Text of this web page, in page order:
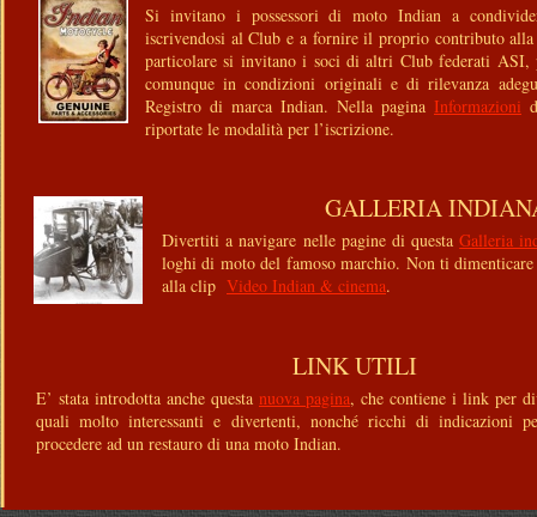
LINK UTILI
E’ stata introdotta anche questa nuova pagina, che contiene i link per
quali molto interessanti e divertenti, nonché ricchi di indicazioni
procedere ad un restauro di una moto Indian.
Si invitano i possessori di moto Indian a
iscrivendosi al Club e a fornire il proprio contributo
particolare si invitano i soci di altri Club federati ASI,
comunque in condizioni originali e di rilevanza
Registro di marca Indian. Nella pagina Informazioni
riportate le modalità per l’iscrizione.
GALLERIA
Divertiti a navigare nelle pagine di questa Galleria
loghi di moto del famoso marchio. Non ti dimenticare
alla clip Video Indian & cinema.